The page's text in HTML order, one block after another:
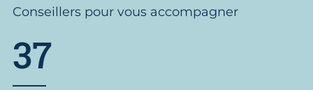
Conseillers pour vous accompagner
37